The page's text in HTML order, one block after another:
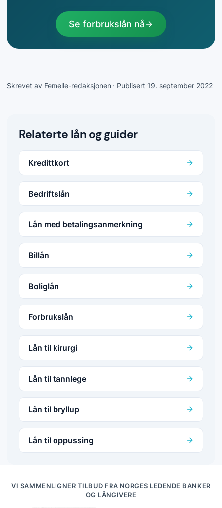
Se forbrukslån nå
Skrevet av Femelle-redaksjonen · Publisert 19. september 2022
Relaterte lån og guider
Kredittkort
Bedriftslån
Lån med betalingsanmerkning
Billån
Boliglån
Forbrukslån
Lån til kirurgi
Lån til tannlege
Lån til bryllup
Lån til oppussing
VI SAMMENLIGNER TILBUD FRA NORGES LEDENDE BANKER
OG LÅNGIVERE